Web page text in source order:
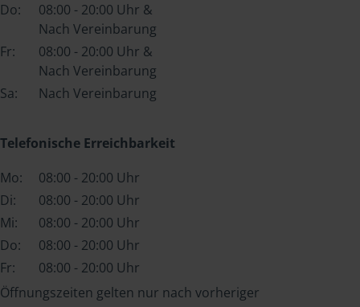
Do:
08:00 - 20:00 Uhr &
Nach Vereinbarung
Fr:
08:00 - 20:00 Uhr &
Nach Vereinbarung
Sa:
Nach Vereinbarung
Telefonische Erreichbarkeit
Mo:
08:00 - 20:00 Uhr
Di:
08:00 - 20:00 Uhr
Mi:
08:00 - 20:00 Uhr
Do:
08:00 - 20:00 Uhr
Fr:
08:00 - 20:00 Uhr
Öffnungszeiten gelten nur nach vorheriger